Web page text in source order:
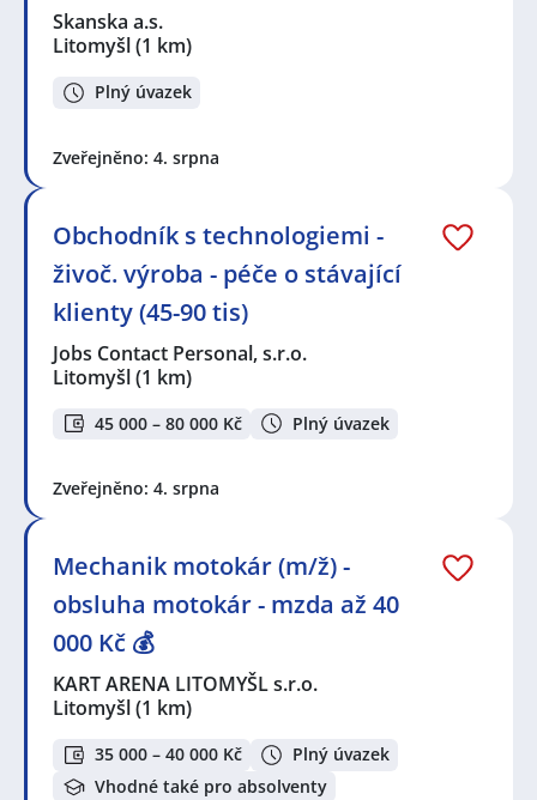
Skanska a.s.
Litomyšl(1 km)
Plný úvazek
Zveřejněno: 4. srpna
Obchodník s technologiemi -
živoč. výroba - péče o stávající
klienty (45-90 tis)
Jobs Contact Personal, s.r.o.
Litomyšl(1 km)
45 000 – 80 000 Kč Plný úvazek
Zveřejněno: 4. srpna
Mechanik motokár (m/ž) -
obsluha motokár - mzda až 40
000 Kč 💰
KART ARENA LITOMYŠL s.r.o.
Litomyšl(1 km)
35 000 – 40 000 Kč
Plný úvazek
Vhodné také pro absolventy